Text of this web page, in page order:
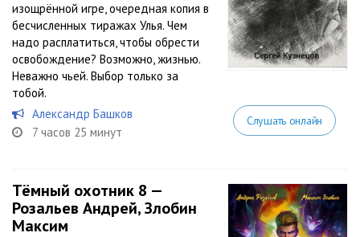
изощрённой игре, очередная копия в
бесчисленных тиражах Улья. Чем
надо расплатиться, чтобы обрести
освобождение? Возможно, жизнью.
Неважно чьей. Выбор только за
тобой.
Александр Башков
7 часов 25 минут
Слушать онлайн
Тёмный охотник 8 —
Розальев Андрей, Злобин
Максим